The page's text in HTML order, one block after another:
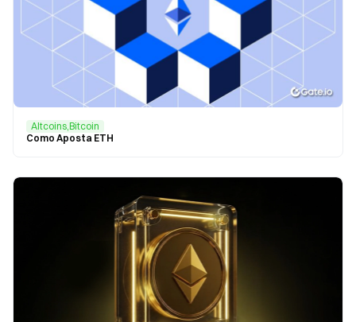
Altcoins,Bitcoin
Como Aposta ETH